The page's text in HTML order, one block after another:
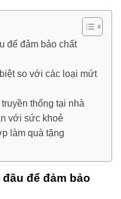
để đảm bảo chất
so với các loại mứt
thống tại nhà
với sức khoẻ
làm quà tặng
để đảm bảo